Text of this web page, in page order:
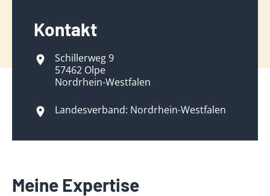
Kontakt
Schillerweg 9
57462 Olpe
Nordrhein-Westfalen
Landesverband: Nordrhein-Westfalen
Meine Expertise